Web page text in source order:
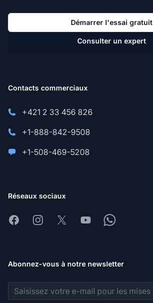
Démarrer l'essai gratuit
Consulter un expert
Contacts commerciaux
+421 2 33 456 826
+1-888-842-9508
+1-508-469-5208
Réseaux sociaux
FacebookInstagram
X YoutubeWhatsapp
Abonnez-vous à notre newsletter
Adresse e-mail